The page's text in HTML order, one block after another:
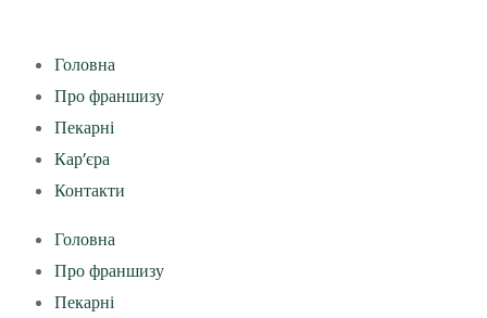
Головна
Про франшизу
Пекарні
Кар’єра
Контакти
Головна
Про франшизу
Пекарні